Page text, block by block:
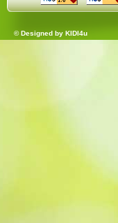
© Designed by KIDI4u